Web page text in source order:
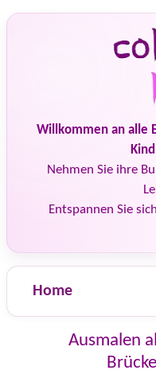
Willkommen an alle
Nehmen Sie ihre
Entspannen Sie
Home
Ausmalen